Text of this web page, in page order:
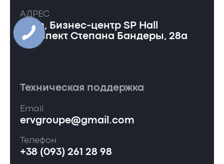
АДРЕС
Киев, Бизнес-центр SP Hall
проспект Степана Бандеры, 28а
Техническая поддержка
Email
ervgroupe@gmail.com
Телефон
+38 (093) 261 28 98